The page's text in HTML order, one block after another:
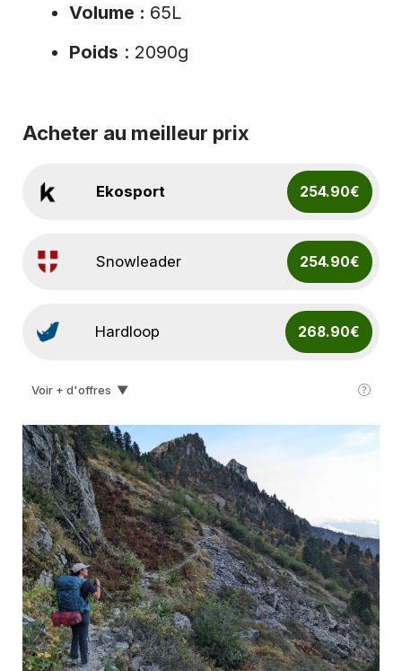
Volume : 65L
Poids : 2090g
Acheter au meilleur prix
Ekosport 254.90€
Snowleader 254.90€
Hardloop 268.90€
I-run
Lyophilise & Co
Voir + d'offres ▼